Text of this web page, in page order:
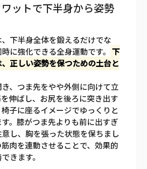
ットで下半身から姿勢
下半身全体を鍛えるだけでな
に強化できる全身運動です。
下
正しい姿勢を保つための土台と
、つま先をやや外側に向けて立
伸ばし、お尻を後ろに突き出す
子に座るイメージでゆっくりと
。膝がつま先よりも前に出すぎ
し、胸を張った状態を保ちまし
肉を連動させることで、効果的
きます。